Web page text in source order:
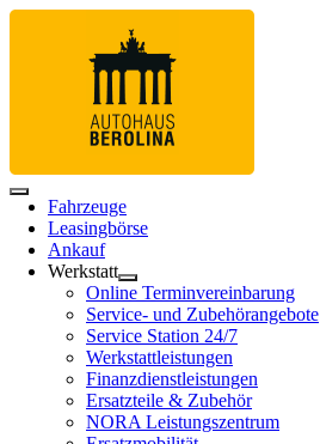
Fahrzeuge
Leasingbörse
Ankauf
Werkstatt
Online Terminvereinbarung
Service- und Zubehörangebote
Service Station 24/7
Werkstattleistungen
Finanzdienstleistungen
Ersatzteile & Zubehör
NORA Leistungszentrum